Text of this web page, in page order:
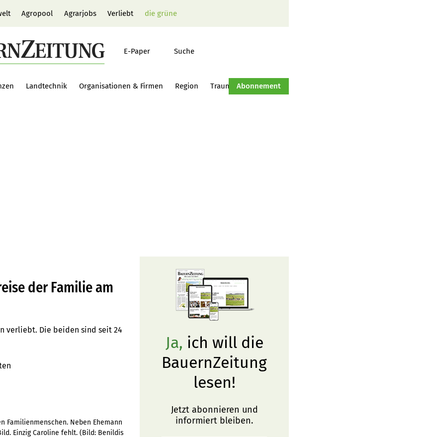
Agropool Agrarjobs Verliebt die grüne
E-Paper Suche
Landtechnik Organisationen & Firmen Region Traumtraktor Hof-Management
Abonnement
der Familie am
verliebt. Die beiden sind seit 24
Familienmenschen. Neben Ehemann
Einzig Caroline fehlt. (Bild: Benildis
Ja, ich will die
BauernZeitung
lesen!
Jetzt abonnieren und
informiert bleiben.